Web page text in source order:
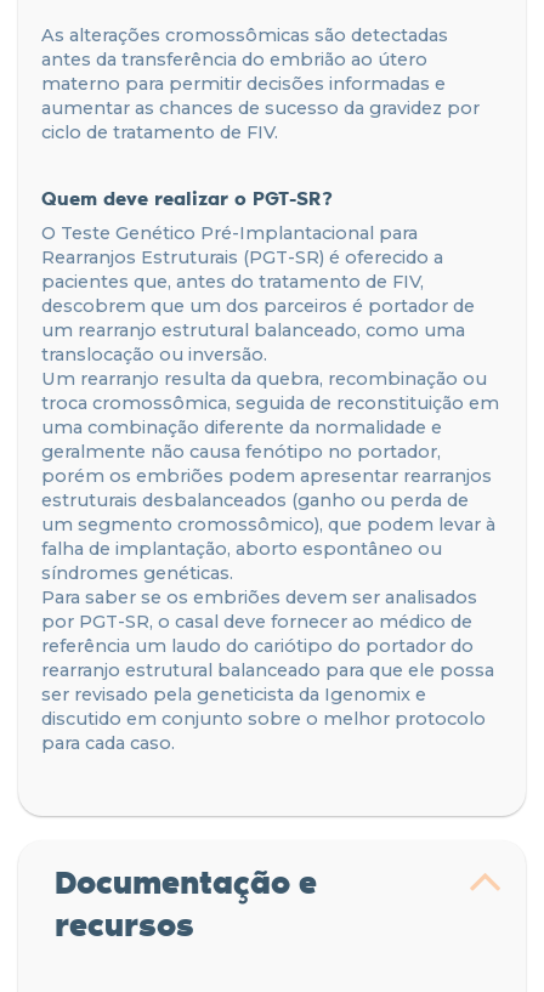
As alterações cromossômicas são detectadas
antes da transferência do embrião ao útero
materno para permitir decisões informadas e
aumentar as chances de sucesso da gravidez por
ciclo de tratamento de FIV.
Quem deve realizar o PGT-SR?
O Teste Genético Pré-Implantacional para
Rearranjos Estruturais (PGT-SR) é oferecido a
pacientes que, antes do tratamento de FIV,
descobrem que um dos parceiros é portador de
um rearranjo estrutural balanceado, como uma
translocação ou inversão.
Um rearranjo resulta da quebra, recombinação ou
troca cromossômica, seguida de reconstituição em
uma combinação diferente da normalidade e
geralmente não causa fenótipo no portador,
porém os embriões podem apresentar rearranjos
estruturais desbalanceados (ganho ou perda de
um segmento cromossômico), que podem levar à
falha de implantação, aborto espontâneo ou
síndromes genéticas.
Para saber se os embriões devem ser analisados
por PGT-SR, o casal deve fornecer ao médico de
referência um laudo do cariótipo do portador do
rearranjo estrutural balanceado para que ele possa
ser revisado pela geneticista da Igenomix e
discutido em conjunto sobre o melhor protocolo
para cada caso.
Documentação e
recursos